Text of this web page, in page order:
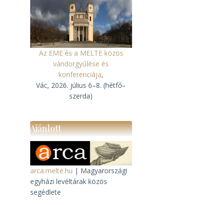
Az EME és a MELTE közös
vándorgyűlése és
konferenciája,
Vác, 2026. július 6–8. (hétfő–
szerda)
Ajánlott
arca.melte.hu | Magyarországi
egyházi levéltárak közös
segédlete